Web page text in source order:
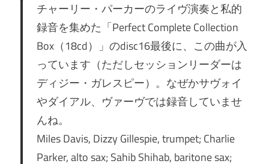
チャーリー・パーカーのライヴ演奏と私的
録音を集めた「Perfect Complete Collection
Box（18cd）」のdisc16最後に、この曲が入
っています（ただしセッションリーダーは
ディジー・ガレスピー）。なぜかサヴォイ
やダイアル、ヴァーヴでは録音していませ
んね。
Miles Davis, Dizzy Gillespie, trumpet; Charlie
Parker, alto sax; Sahib Shihab, baritone sax;